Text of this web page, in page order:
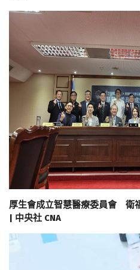
厚生會成立智慧醫療委員會 衛
| 中央社 CNA